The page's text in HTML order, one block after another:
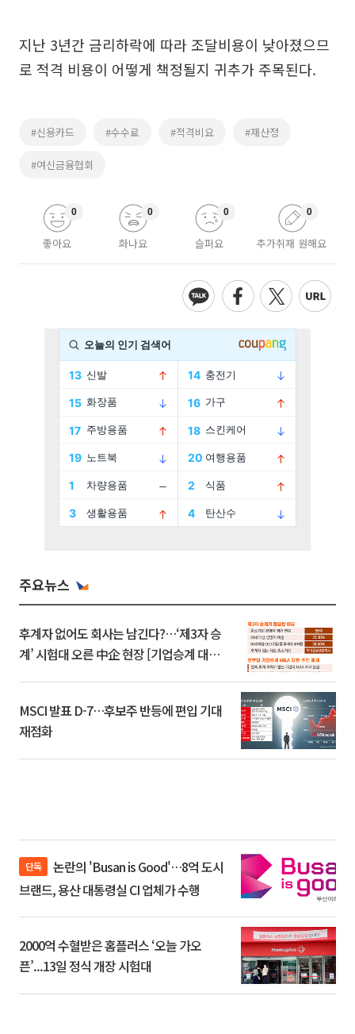
지난 3년간 금리하락에 따라 조달비용이 낮아졌으므
로 적격 비용이 어떻게 책정될지 귀추가 주목된다.
#신용카드 #수수료 #적격비요 #재산정
#여신금융협회
좋아요
0
화나요
0
슬퍼요
0
추가취재 원해요
0
주요뉴스
후계자 없어도 회사는 남긴다?…‘제3자 승
계’ 시험대 오른 中企 현장 [기업승계 대전
MSCI 발표 D-7…후보주 반등에 편입 기대
재점화
단독
브랜드, 용산 대통령실 CI 업체가 수행
2000억 수혈받은 홈플러스 ‘오늘 가오
픈’...13일 정식 개장 시험대